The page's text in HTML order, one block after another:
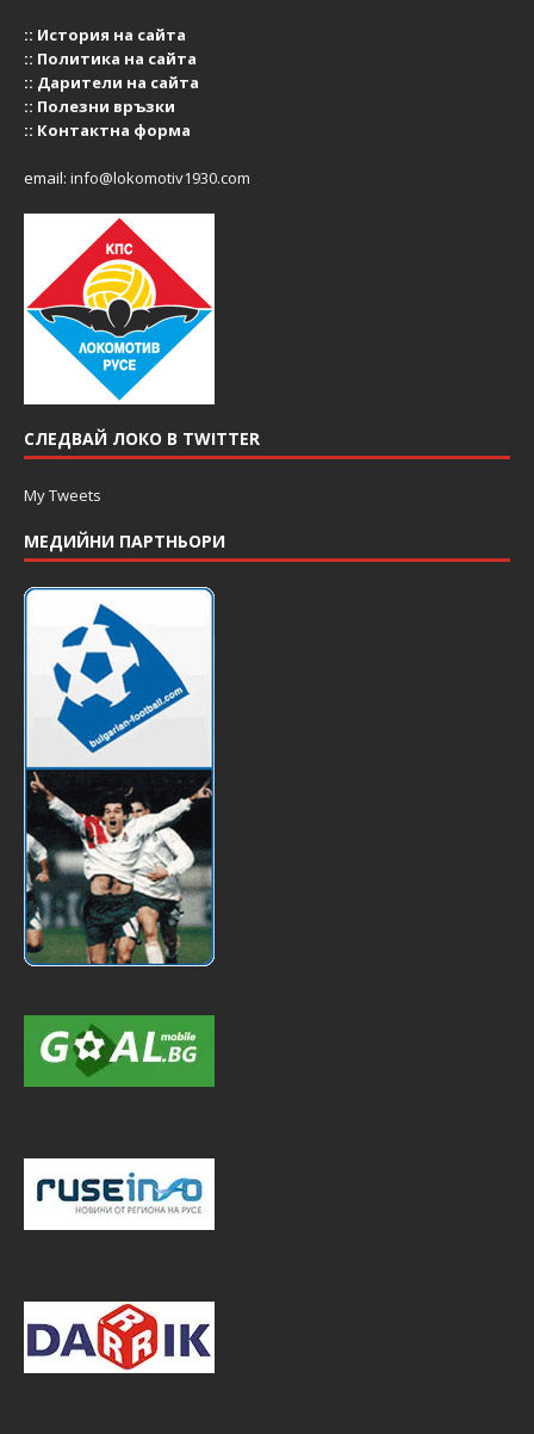
:: История на сайта
:: Политика на сайта
:: Дарители на сайта
:: Полезни връзки
:: Контактна форма
email: info@lokomotiv1930.com
СЛЕДВАЙ ЛОКО В TWITTER
My Tweets
МЕДИЙНИ ПАРТНЬОРИ